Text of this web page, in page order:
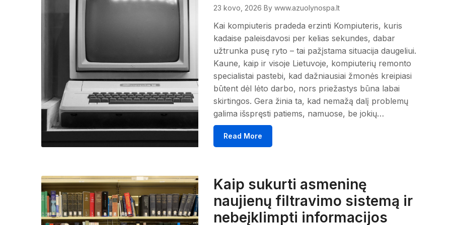
23 kovo, 2026 By www.azuolynospa.lt
Kai kompiuteris pradeda erzinti Kompiuteris, kuris
kadaise paleisdavosi per kelias sekundes, dabar
užtrunka pusę ryto – tai pažįstama situacija daugeliui.
Kaune, kaip ir visoje Lietuvoje, kompiuterių remonto
specialistai pastebi, kad dažniausiai žmonės kreipiasi
būtent dėl lėto darbo, nors priežastys būna labai
skirtingos. Gera žinia ta, kad nemažą dalį problemų
galima išspręsti patiems, namuose, be jokių…
Read More
Kaip sukurti asmeninę
naujienų filtravimo sistemą ir
nebeįklimpti informacijos